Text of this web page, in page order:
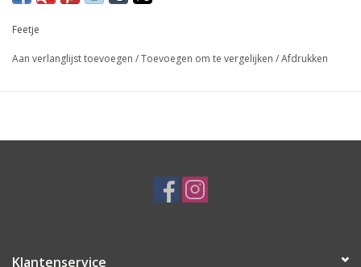
Feetje
Aan verlanglijst toevoegen /Toevoegen om te vergelijken /Afdrukken
Klantenservice